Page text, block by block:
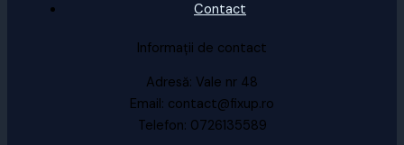
Contact
Informații de contact
Adresă: Vale nr 48
Email: contact@fixup.ro
Telefon: 0726135589